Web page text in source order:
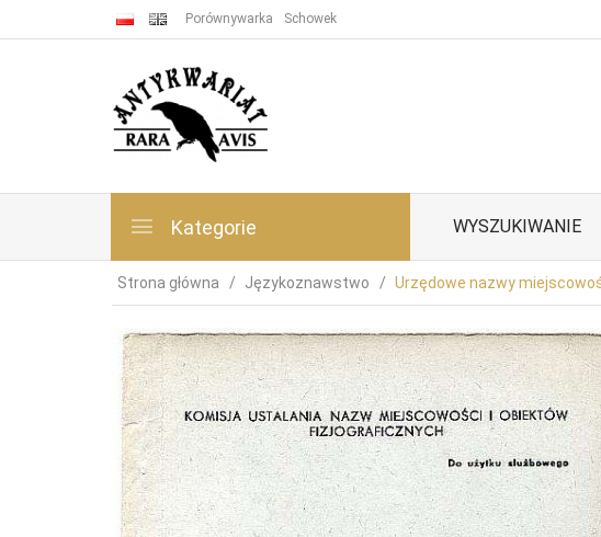
Porównywarka Schowek
Kategorie WYSZUKIWANIE
Strona główna Językoznawstwo Urzędowe nazwy